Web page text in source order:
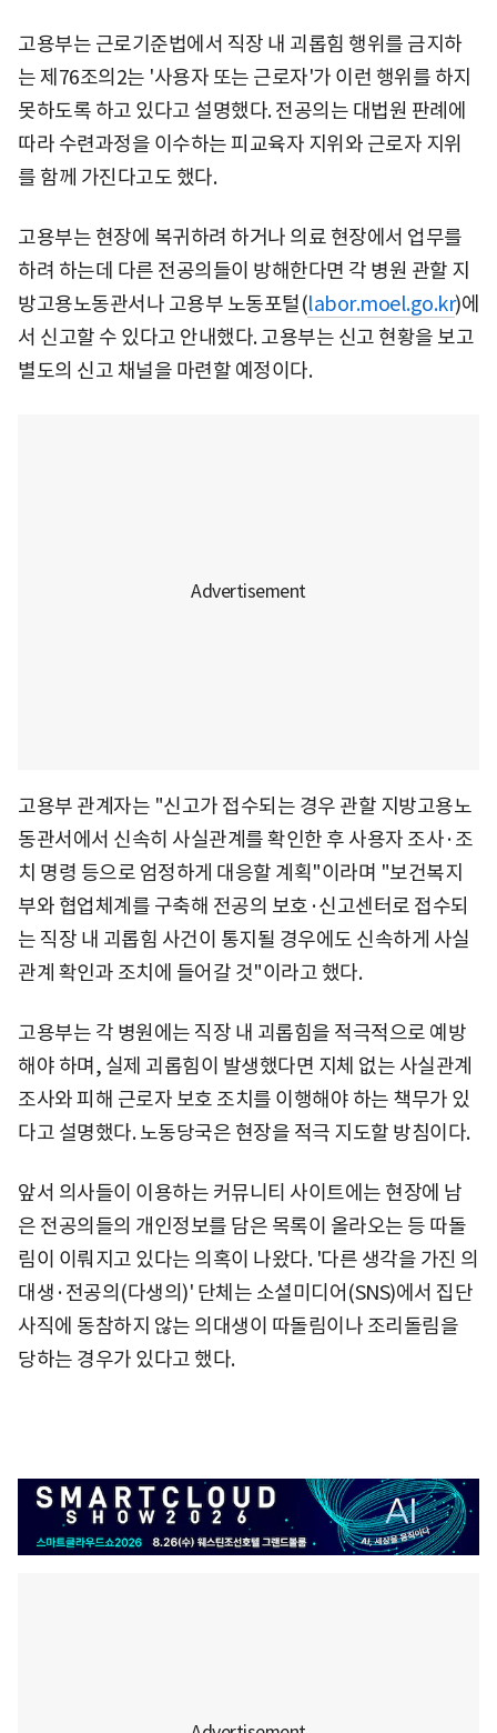
고용부는 근로기준법에서 직장 내 괴롭힘 행위를 금지하
는 제76조의2는 '사용자 또는 근로자'가 이런 행위를 하지
못하도록 하고 있다고 설명했다. 전공의는 대법원 판례에
따라 수련과정을 이수하는 피교육자 지위와 근로자 지위
를 함께 가진다고도 했다.
고용부는 현장에 복귀하려 하거나 의료 현장에서 업무를
하려 하는데 다른 전공의들이 방해한다면 각 병원 관할 지
방고용노동관서나 고용부 노동포털(labor.moel.go.kr)에
서 신고할 수 있다고 안내했다. 고용부는 신고 현황을 보고
별도의 신고 채널을 마련할 예정이다.
고용부 관계자는 "신고가 접수되는 경우 관할 지방고용노
동관서에서 신속히 사실관계를 확인한 후 사용자 조사·조
치 명령 등으로 엄정하게 대응할 계획"이라며 "보건복지
부와 협업체계를 구축해 전공의 보호·신고센터로 접수되
는 직장 내 괴롭힘 사건이 통지될 경우에도 신속하게 사실
관계 확인과 조치에 들어갈 것"이라고 했다.
고용부는 각 병원에는 직장 내 괴롭힘을 적극적으로 예방
해야 하며, 실제 괴롭힘이 발생했다면 지체 없는 사실관계
조사와 피해 근로자 보호 조치를 이행해야 하는 책무가 있
다고 설명했다. 노동당국은 현장을 적극 지도할 방침이다.
앞서 의사들이 이용하는 커뮤니티 사이트에는 현장에 남
은 전공의들의 개인정보를 담은 목록이 올라오는 등 따돌
림이 이뤄지고 있다는 의혹이 나왔다. '다른 생각을 가진 의
대생·전공의(다생의)' 단체는 소셜미디어(SNS)에서 집단
사직에 동참하지 않는 의대생이 따돌림이나 조리돌림을
당하는 경우가 있다고 했다.